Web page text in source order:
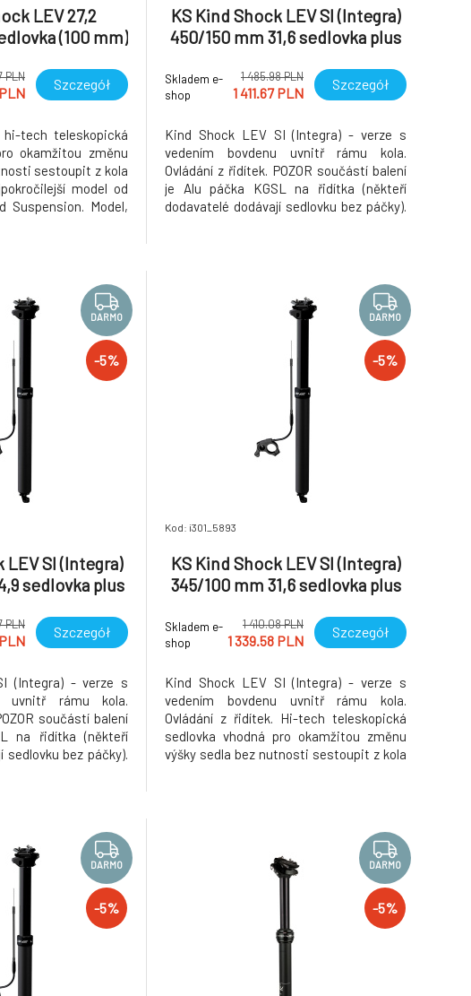
LEV 27,2
(100 mm)
PLN Szczegół
tech teleskopická
okamžitou změnu
sestoupit z kola
model od
Suspension. Model,
KS Kind Shock LEV SI (Integra)
450/150 mm 31,6 sedlovka plus
Skladem e-
shop
1 485.98 PLN
1 411.67 PLN Szczegół
Kind Shock LEV SI (Integra) - verze s
vedením bovdenu uvnitř rámu kola.
Ovládání z řidítek. POZOR součástí balení
je Alu páčka KGSL na řidítka (někteří
dodavatelé dodávají sedlovku bez páčky).
DARMO
-5%
LEV SI (Integra)
sedlovka plus
PLN Szczegół
(Integra) - verze s
uvnitř rámu kola.
součástí balení
na řidítka (někteří
sedlovku bez páčky).
DARMO
-5%
Kod: i301_5893
KS Kind Shock LEV SI (Integra)
345/100 mm 31,6 sedlovka plus
Skladem e-
shop
1 410.08 PLN
1 339.58 PLN Szczegół
Kind Shock LEV SI (Integra) - verze s
vedením bovdenu uvnitř rámu kola.
Ovládání z řidítek. Hi-tech teleskopická
sedlovka vhodná pro okamžitou změnu
výšky sedla bez nutnosti sestoupit z kola
DARMO
-5%
DARMO
-5%